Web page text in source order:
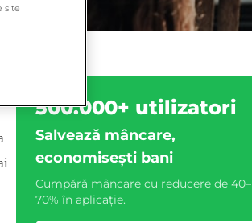
500.000+ utilizatori
Salvează mâncare,
economisești bani
Cumpără mâncare cu reducere de 40–
70% în aplicație.
site